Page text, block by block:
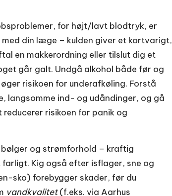
for højt/lavt blodtryk, er
din læge – kulden giver et kortvarigt,
en makkerordning eller tilslut dig et
går galt. Undgå alkohol både før og
risikoen for underafkøling. Forstå
langsomme ind- og udåndinger, og gå
risikoen for panik og
og strømforhold – kraftig
Kig også efter isflager, sne og
sko) forebygger skader, før du
vandkvalitet(f.eks. via Aarhus